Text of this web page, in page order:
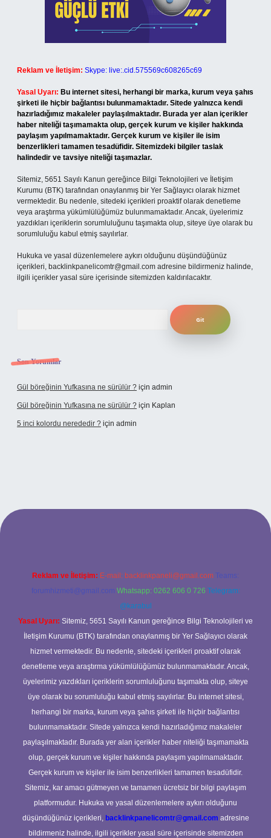
Reklam ve İletişim: Skype: live:.cid.575569c608265c69
Yasal Uyarı: Bu internet sitesi, herhangi bir marka, kurum veya şahıs
şirketi ile hiçbir bağlantısı bulunmamaktadır. Sitede yalnızca kendi
hazırladığımız makaleler paylaşılmaktadır. Burada yer alan içerikler
haber niteliği taşımamakta olup, gerçek kurum ve kişiler hakkında
paylaşım yapılmamaktadır. Gerçek kurum ve kişiler ile isim
benzerlikleri tamamen tesadüfidir. Sitemizdeki bilgiler taslak
halindedir ve tavsiye niteliği taşımazlar.
Sitemiz, 5651 Sayılı Kanun gereğince Bilgi Teknolojileri ve İletişim
Kurumu (BTK) tarafından onaylanmış bir Yer Sağlayıcı olarak hizmet
vermektedir. Bu nedenle, sitedeki içerikleri proaktif olarak denetleme
veya araştırma yükümlülüğümüz bulunmamaktadır. Ancak, üyelerimiz
yazdıkları içeriklerin sorumluluğunu taşımakta olup, siteye üye olarak bu
sorumluluğu kabul etmiş sayılırlar.
Hukuka ve yasal düzenlemelere aykırı olduğunu düşündüğünüz
içerikleri, backlinkpanelicomtr@gmail.com adresine bildirmeniz halinde,
ilgili içerikler yasal süre içerisinde sitemizden kaldırılacaktır.
Son Yorumlar
Gül böreğinin Yufkasına ne sürülür ? için admin
Gül böreğinin Yufkasına ne sürülür ? için Kaplan
5 inci kolordu nerededir ? için admin
Reklam ve İletişim: E-mail: backlinkpaneli@gmail.com Teams:
forumhizmeti@gmail.com Whatsapp: 0262 606 0 726 Telegram:
@karabul
Yasal Uyarı: Sitemiz, 5651 Sayılı Kanun gereğince Bilgi Teknolojileri ve
İletişim Kurumu (BTK) tarafından onaylanmış bir Yer Sağlayıcı olarak
hizmet vermektedir. Bu nedenle, sitedeki içerikleri proaktif olarak
denetleme veya araştırma yükümlülüğümüz bulunmamaktadır. Ancak,
üyelerimiz yazdıkları içeriklerin sorumluluğunu taşımakta olup, siteye
üye olarak bu sorumluluğu kabul etmiş sayılırlar. Bu internet sitesi,
herhangi bir marka, kurum veya şahıs şirketi ile hiçbir bağlantısı
bulunmamaktadır. Sitede yalnızca kendi hazırladığımız makaleler
paylaşılmaktadır. Burada yer alan içerikler haber niteliği taşımamakta
olup, gerçek kurum ve kişiler hakkında paylaşım yapılmamaktadır.
Gerçek kurum ve kişiler ile isim benzerlikleri tamamen tesadüfidir.
Sitemiz, kar amacı gütmeyen ve tamamen ücretsiz bir bilgi paylaşım
platformudur. Hukuka ve yasal düzenlemelere aykırı olduğunu
düşündüğünüz içerikleri, backlinkpanelicomtr@gmail.com adresine
bildirmeniz halinde, ilgili içerikler yasal süre içerisinde sitemizden